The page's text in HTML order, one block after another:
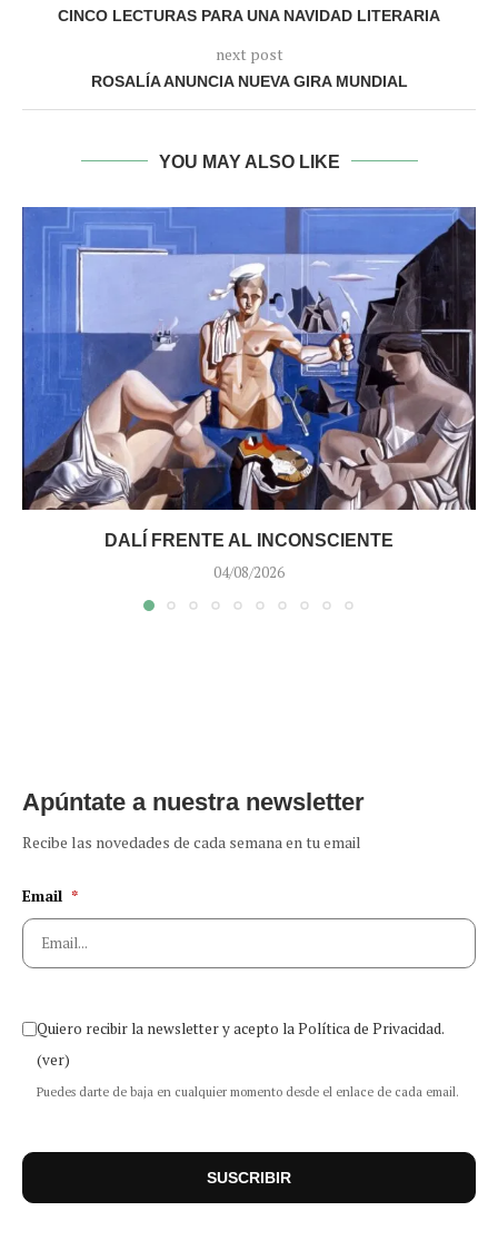
CINCO LECTURAS PARA UNA NAVIDAD LITERARIA
next post
ROSALÍA ANUNCIA NUEVA GIRA MUNDIAL
YOU MAY ALSO LIKE
DALÍ FRENTE AL INCONSCIENTE
04/08/2026
Apúntate a nuestra newsletter
Recibe las novedades de cada semana en tu email
Email *
Quiero recibir la newsletter y acepto la Política de Privacidad.
(ver)
Puedes darte de baja en cualquier momento desde el enlace de cada email.